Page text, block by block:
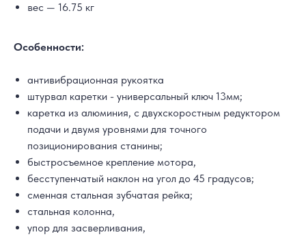
вес — 16.75 кг
Особенности:
антивибрационная рукоятка
штурвал каретки - универсальный ключ 13мм;
каретка из алюминия, с двухскоростным редуктором
подачи и двумя уровнями для точного
позиционирования станины;
быстросъемное крепление мотора,
бесступенчатый наклон на угол до 45 градусов;
сменная стальная зубчатая рейка;
стальная колонна,
упор для засверливания,